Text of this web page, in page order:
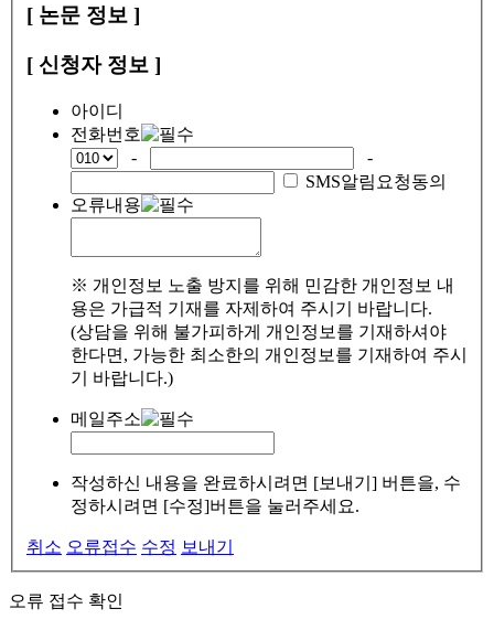
[ 논문 정보 ]
[ 신청자 정보 ]
아이디
전화번호
-
-
SMS알림요청동의
오류내용
※ 개인정보 노출 방지를 위해 민감한 개인정보 내
용은 가급적 기재를 자제하여 주시기 바랍니다.
(상담을 위해 불가피하게 개인정보를 기재하셔야
한다면, 가능한 최소한의 개인정보를 기재하여 주시
기 바랍니다.)
메일주소
작성하신 내용을 완료하시려면 [보내기] 버튼을, 수
정하시려면 [수정]버튼을 눌러주세요.
취소 오류접수 수정 보내기
오류 접수 확인